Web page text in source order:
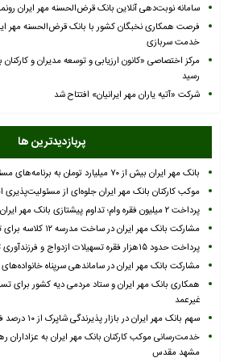
سامانه نوبت‌دهی آنلاین بانک قرض‌الحسنه مهر ایران
فرصت همکاری نخبگان کشور با بانک قرض‌الحسنه مهر
خدمت سربازی
مرکز اختصاصی «کانون ارزیابی و توسعه مدیران و کارکنان
رسید
شرکت «آتیه یاران مهر ایرانیان» افتتاح شد
پربازدیدترین ها
بانک مهر ایران بیش از ۷۰ میلیارد تومان به برنامه‌های مسئولیت اجتماعی اختصاص داد
موکب کارکنان بانک مهر ایران جلوه‌ای از
پرداخت ۲ میلیون فقره وام؛ تداوم پیشتازی بانک مهر ایران در پرداخت وام قرض‌الحسنه
مشارکت بانک مهر ایران در ساخت مدرسه ۱۲ کلاسه برای تحقق عدالت آموزشی
پرداخت حدود ۱۵هزار فقره تسهیلات ازدواج و فرزندآوری توسط بانک مهر ایران
مشارکت بانک مهر ایران در ساماندهی سرپناه خانواده‌های
همکاری بانک مهر ایران و ستاد مردمی دیه کشور برای
غیرعمد
سهم بانک مهر ایران در بازار پذیرندگی شاپرک از ۱۰ درصد فراتر رفت
خدمت‌رسانی موکب کارکنان بانک مهر ایران به عزاداران
مشهد مقدس